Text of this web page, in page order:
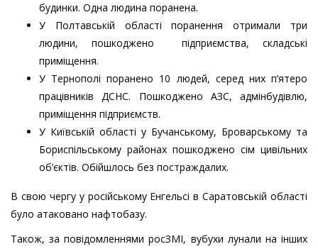
будинки. Одна людина поранена.
У Полтавській області поранення отримали три
людини, пошкоджено підприємства, складські
приміщення.
У Тернополі поранено 10 людей, серед них п’ятеро
працівників ДСНС. Пошкоджено АЗС, адмінбудівлю,
приміщення підприємств.
У Київській області у Бучанському, Броварському та
Бориспільському районах пошкоджено сім цивільних
об’єктів. Обійшлось без постраждалих.
В свою чергу у російському Енгельсі в Саратовській області
було атаковано нафтобазу.
Також, за повідомленнями росЗМІ, вубухи лунали на інших